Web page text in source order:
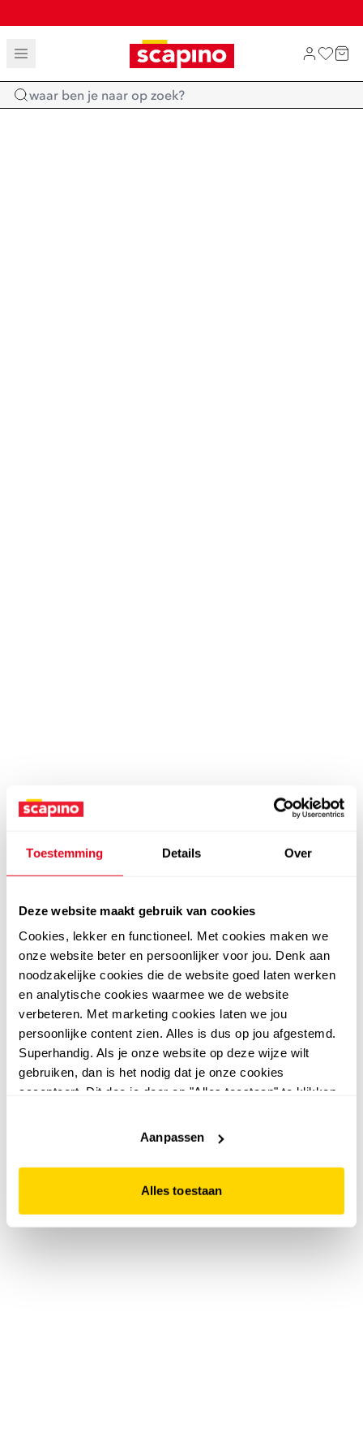
Toestemming Details Over
Deze website maakt gebruik van cookies
Cookies, lekker en functioneel. Met cookies maken we
onze website beter en persoonlijker voor jou. Denk aan
noodzakelijke cookies die de website goed laten werken
en analytische cookies waarmee we de website
verbeteren. Met marketing cookies laten we jou
persoonlijke content zien. Alles is dus op jou afgestemd.
Superhandig. Als je onze website op deze wijze wilt
gebruiken, dan is het nodig dat je onze cookies
accepteert. Dit doe je door op "Alles toestaan" te klikken.
website niet optimaal functioneert.
Aanpassen
Alles toestaan
TOT 70% KORTING OP SALE
SHOP NIEUW
Home